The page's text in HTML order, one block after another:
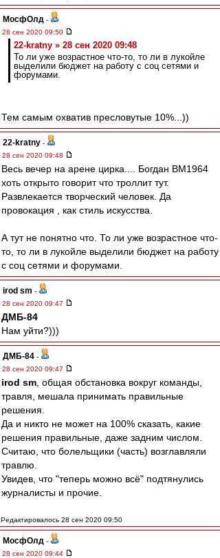
МосфОлд -
28 сен 2020 09:50
22-kratny » 28 сен 2020 09:48
То ли уже возрастное что-то, то ли в лукойле
выделили бюджет на работу с соц сетями и
форумами.
Тем самым охватив пресловутые 10%...))
22-kratny -
28 сен 2020 09:48
Весь вечер на арене цирка.... Богдан ВМ1964
хоть открыто говорит что троллит тут.
Развлекается творческий человек. Да
провокация , как стиль искусства.
А тут не понятно что. То ли уже возрастное что-
то, то ли в лукойле выделили бюджет на работу
с соц сетями и форумами.
irod sm -
28 сен 2020 09:47
ДМБ-84
Нам уйти?)))
ДМБ-84 -
28 сен 2020 09:47
irod sm , общая обстановка вокруг команды,
травля, мешала принимать правильные
решения.
Да и никто не может на 100% сказать, какие
решения правильные, даже задним числом.
Считаю, что болельщики (часть) возглавляли
травлю.
Увидев, что "теперь можно всё" подтянулись
журналисты и прочие.
Редактировалось 28 сен 2020 09:50
МосфОлд -
28 сен 2020 09:44